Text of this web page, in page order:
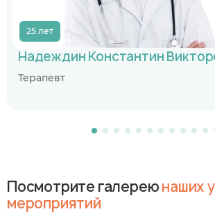
25 лет
Надеждин Константин
Терапевт
Посмотрите галереюнаших
мероприятий